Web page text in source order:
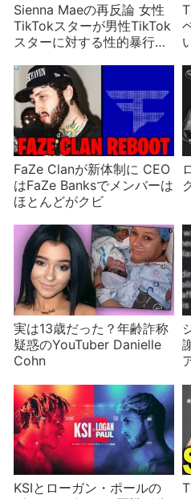
Sienna Maeの再反論 女性
TikTokスターが男性TikTok
スターに対する性的暴行の
が告発
FaZe Clanが新体制に CEO
はFaZe Banksでメンバーは
ほとんどがクビ
実は13歳だった？年齢詐称
疑惑のYouTuber Danielle
Cohn
KSIとローガン・ポールの